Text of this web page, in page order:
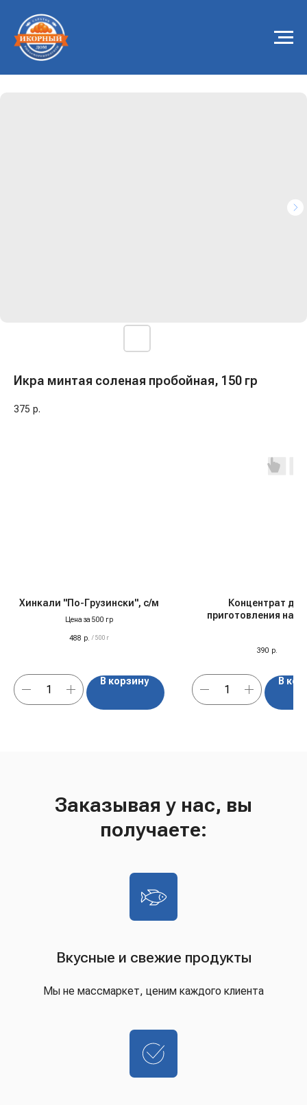
Икра минтая соленая пробойная, 150 гр
375 р.
Хинкали "По-Грузински", с/м
Цена за 500 гр
488 р. / 500 г
В корзину
Концентрат для
приготовления
390 р.
В
Заказывая у нас, вы
получаете:
Вкусные и свежие продукты
Мы не массмаркет, ценим каждого клиента